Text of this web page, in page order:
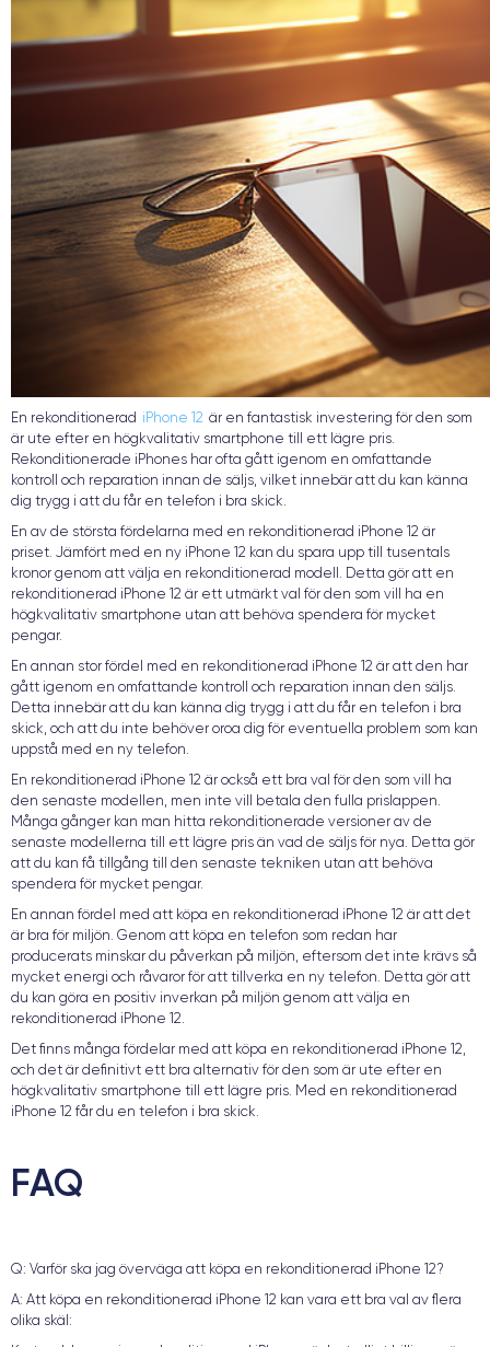
En rekonditionerad iPhone 12 är en fantastisk investering för den som
är ute efter en högkvalitativ smartphone till ett lägre pris.
Rekonditionerade iPhones har ofta gått igenom en omfattande
kontroll och reparation innan de säljs, vilket innebär att du kan känna
dig trygg i att du får en telefon i bra skick.
En av de största fördelarna med en rekonditionerad iPhone 12 är
priset. Jämfört med en ny iPhone 12 kan du spara upp till tusentals
kronor genom att välja en rekonditionerad modell. Detta gör att en
rekonditionerad iPhone 12 är ett utmärkt val för den som vill ha en
högkvalitativ smartphone utan att behöva spendera för mycket
pengar.
En annan stor fördel med en rekonditionerad iPhone 12 är att den har
gått igenom en omfattande kontroll och reparation innan den säljs.
Detta innebär att du kan känna dig trygg i att du får en telefon i bra
skick, och att du inte behöver oroa dig för eventuella problem som kan
uppstå med en ny telefon.
En rekonditionerad iPhone 12 är också ett bra val för den som vill ha
den senaste modellen, men inte vill betala den fulla prislappen.
Många gånger kan man hitta rekonditionerade versioner av de
senaste modellerna till ett lägre pris än vad de säljs för nya. Detta gör
att du kan få tillgång till den senaste tekniken utan att behöva
spendera för mycket pengar.
En annan fördel med att köpa en rekonditionerad iPhone 12 är att det
är bra för miljön. Genom att köpa en telefon som redan har
producerats minskar du påverkan på miljön, eftersom det inte krävs så
mycket energi och råvaror för att tillverka en ny telefon. Detta gör att
du kan göra en positiv inverkan på miljön genom att välja en
rekonditionerad iPhone 12.
Det finns många fördelar med att köpa en rekonditionerad iPhone 12,
och det är definitivt ett bra alternativ för den som är ute efter en
högkvalitativ smartphone till ett lägre pris. Med en rekonditionerad
iPhone 12 får du en telefon i bra skick.
FAQ
Q: Varför ska jag överväga att köpa en rekonditionerad iPhone 12?
A: Att köpa en rekonditionerad iPhone 12 kan vara ett bra val av flera
olika skäl: